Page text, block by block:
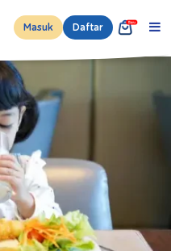
Masuk Daftar